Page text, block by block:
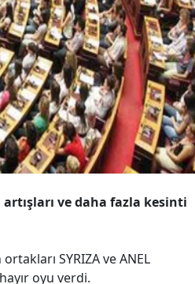
ve daha fazla kesinti
SYRIZA ve ANEL
oyu verdi.